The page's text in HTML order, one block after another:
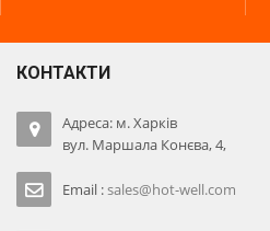
КОНТАКТИ
Адреса: м. Харків
вул. Маршала Конєва, 4,
Email :sales@hot-well.com